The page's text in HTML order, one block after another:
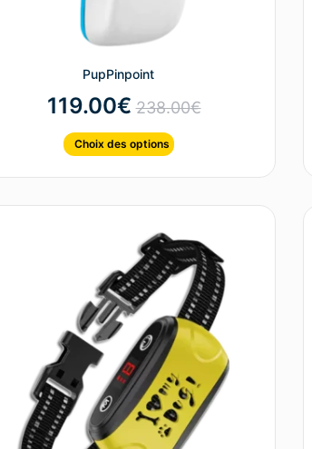
PupPinpoint
238.00€
119.00€
Choix des options